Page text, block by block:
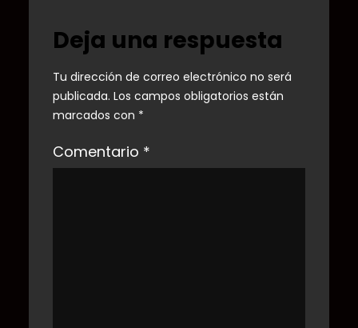
Deja una respuesta
Tu dirección de correo electrónico no será
publicada. Los campos obligatorios están
marcados con *
Comentario *